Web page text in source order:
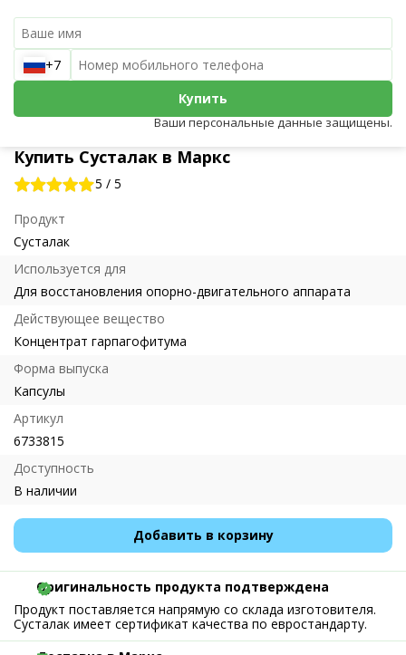
Купить Сусталак в Маркс
5 / 5
Продукт
Сусталак
Используется для
Для восстановления опорно-двигательного аппарата
Действующее вещество
Концентрат гарпагофитума
Форма выпуска
Капсулы
Артикул
6733815
Доступность
В наличии
Добавить в корзину
+7
Купить
Ваши персональные данные защищены.
Оригинальность продукта подтверждена
Продукт поставляется напрямую со склада изготовителя.
Сусталак имеет сертификат качества по евростандарту.